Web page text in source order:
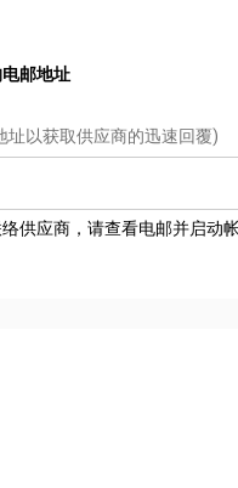
邮地址
址以获取供应商的迅速回覆)
供应商，请查看电邮并启动帐